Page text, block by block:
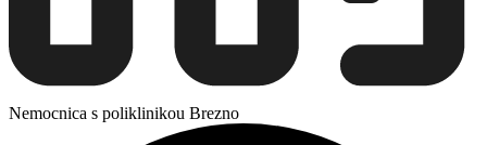
Nemocnica s poliklinikou Brezno